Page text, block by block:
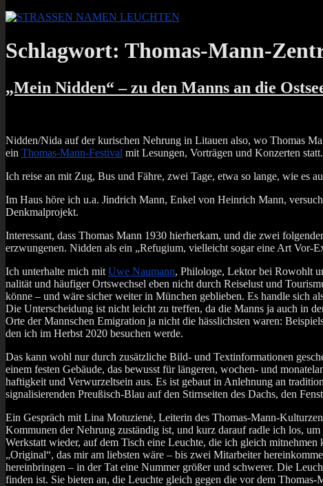
Schlagwort: Thomas-Mann-
„Mein Nidden“ – zu den Manns an die
Nidden/Nida auf der kuri­schen Neh­rung in Litau­en also, wo Tho­mas
ein Tho­mas-Mann-Fes­ti­val mit Lesun­gen, Vor­trä­gen und Kon­zer­ten statt.
Ich rei­se an mit Zug, Bus und Fäh­re, zwei Tage, etwa so lan­ge, wie es
Im Haus höre ich u.a. Jind­rich Mann, Enkel von Hein­rich Mann,
Denkmalprojekt.
Inter­es­sant, dass Tho­mas Mann 1930 hier­her­kam, und die zwei
erzwun­ge­nen. Nid­den als ein „Refu­gi­um, viel­leicht sogar eine Art Vor-
Ich unter­hal­te mich mit Uwe Nau­mann, Phi­lo­lo­ge, Lek­tor bei Rowohlt
na­li­tät und häu­fi­ger Orts­wech­sel eben nicht durch Rei­se­lust und
kön­ne – und wäre sicher wei­ter in Mün­chen geblie­ben. Es hand­le sich
Die Unter­schei­dung ist nicht leicht zu tref­fen, da die Manns ja auch in
Orte der Mann­schen Emi­gra­ti­on ja nicht die häss­lichs­ten waren:
den ich im Herbst 2020 besu­chen werde.
Das kann wohl nur durch zusätz­li­che Bild- und Text­in­for­ma­tio­nen
einem fes­ten Gebäu­de, das bewusst für län­ge­ren, wochen- und
haf­tig­keit und Ver­wur­zelt­sein aus. Es ist gebaut in Anleh­nung an
signa­li­sie­ren­den Preu­ßisch-Blau auf den Stirn­sei­ten des Dachs, den
Ein Gespräch mit Lina Motu­zi­enė, Lei­te­rin des Tho­mas-Mann-
Kom­mu­nen der Neh­rung zustän­dig ist, und kurz dar­auf rad­le ich los,
Werk­statt wie­der, auf dem Tisch eine Leuch­te, die ich gleich
„Ori­gi­nal“, das mir am liebs­ten wäre – bis zwei Mit­ar­bei­ter
her­ein­brin­gen – in der Tat eine Num­mer grö­ßer und schwe­rer. Die
fin­den ist. Sie bie­ten an, die Leuch­te gleich gegen die vor dem Tho­mas-